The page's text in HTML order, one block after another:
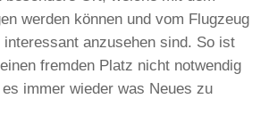
werden können und vom Flugzeug
anzusehen sind. So ist
fremden Platz nicht notwendig
immer wieder was Neues zu